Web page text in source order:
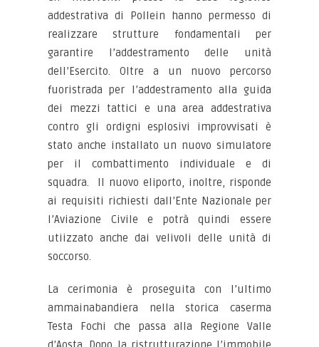
addestrativa di Pollein hanno permesso di
realizzare strutture fondamentali per
garantire l’addestramento delle unità
dell’Esercito. Oltre a un nuovo percorso
fuoristrada per l’addestramento alla guida
dei mezzi tattici e una area addestrativa
contro gli ordigni esplosivi improvvisati è
stato anche installato un nuovo simulatore
per il combattimento individuale e di
squadra. Il nuovo eliporto, inoltre, risponde
ai requisiti richiesti dall’Ente Nazionale per
l’Aviazione Civile e potrà quindi essere
utiizzato anche dai velivoli delle unità di
soccorso.
La cerimonia è proseguita con l’ultimo
ammainabandiera nella storica caserma
Testa Fochi che passa alla Regione Valle